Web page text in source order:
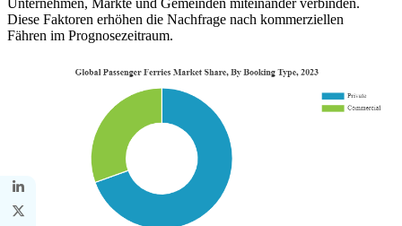
Diese Faktoren erhöhen die Nachfrage nach kommerziellen
Fähren im Prognosezeitraum.